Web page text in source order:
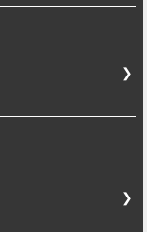
❯
❯